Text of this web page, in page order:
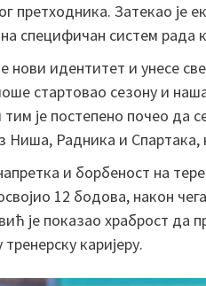
претходника. Затекао је
специфичан систем рада
идентитет и унесе
стартовао сезону и
је постепено почео да
Ниша, Радника и
и борбеност на
12 бодова, након
је показао храброст да
каријеру.